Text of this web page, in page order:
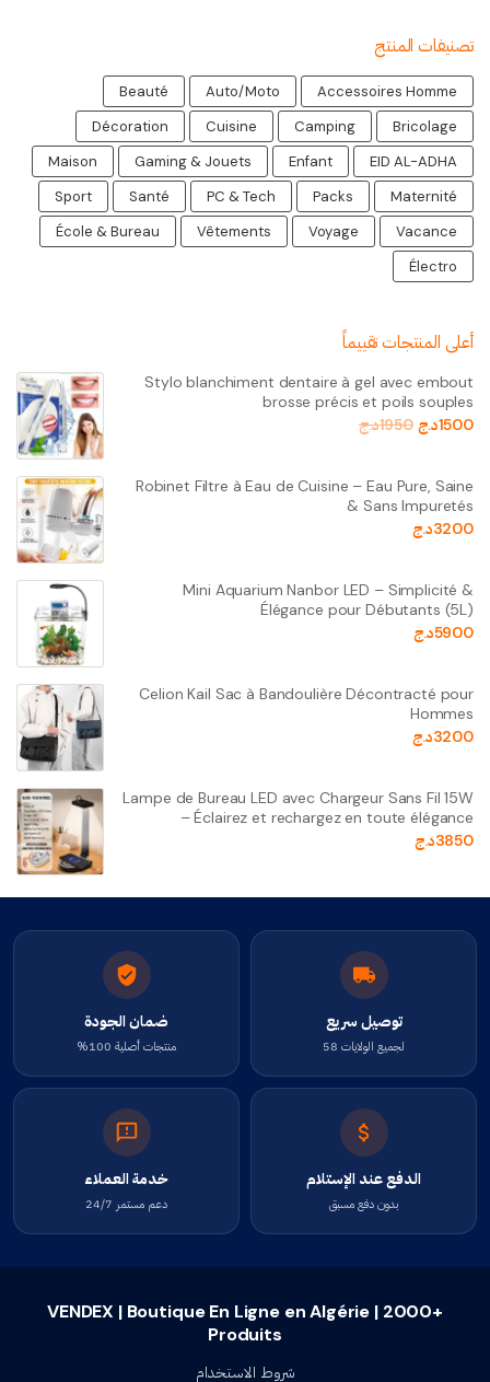
تصنيفات المنتج
Accessoires Homme
Auto/Moto
Beauté
Bricolage
Camping
Cuisine
Décoration
EID AL-ADHA
Enfant
Gaming & Jouets
Maison
Maternité
Packs
PC & Tech
Santé
Sport
Vacance
Voyage
Vêtements
École & Bureau
Électro
أعلى المنتجات تقييماً
Stylo blanchiment dentaire à gel avec embout
brosse précis et poils souples
1500د.ج 1950د.ج
Robinet Filtre à Eau de Cuisine – Eau Pure, Saine
& Sans Impuretés
3200د.ج
Mini Aquarium Nanbor LED – Simplicité &
Élégance pour Débutants (5L)
5900د.ج
Celion Kail Sac à Bandoulière Décontracté pour
Hommes
3200د.ج
Lampe de Bureau LED avec Chargeur Sans Fil 15W
– Éclairez et rechargez en toute élégance
3850د.ج
توصيل سريع
لجميع الولايات 58
ضمان الجودة
منتجات أصلية 100%
الدفع عند الإستلام
بدون دفع مسبق
خدمة العملاء
دعم مستمر 24/7
VENDEX | Boutique En Ligne en Algérie | 2000+
Produits
شروط الاستخدام